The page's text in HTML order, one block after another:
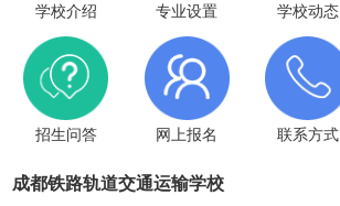
学校介绍 专业设置 学校动态
招生问答 网上报名 联系方式
成都铁路轨道交通运输学校